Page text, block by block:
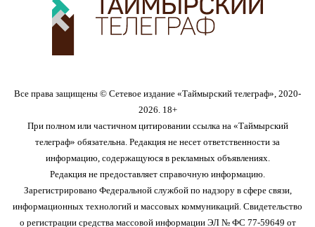
Все права защищены © Сетевое издание «Таймырский телеграф», 2020-
2026. 18+
При полном или частичном цитировании ссылка на «Таймырский
телеграф» обязательна. Редакция не несет ответственности за
информацию, содержащуюся в рекламных объявлениях.
Редакция не предоставляет справочную информацию.
Зарегистрировано Федеральной службой по надзору в сфере связи,
информационных технологий и массовых коммуникаций. Свидетельство
о регистрации средства массовой информации ЭЛ № ФС 77-59649 от